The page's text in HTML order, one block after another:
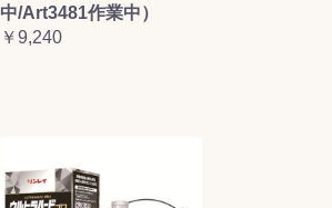
中/Art3481作業中）
￥9,240